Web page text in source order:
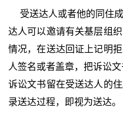
受送达人或者他的同住
达人可以邀请有关基层组
情况，在送达回证上记明
人签名或者盖章，把诉讼
诉讼文书留在受送达人的
录送达过程，即视为送达。